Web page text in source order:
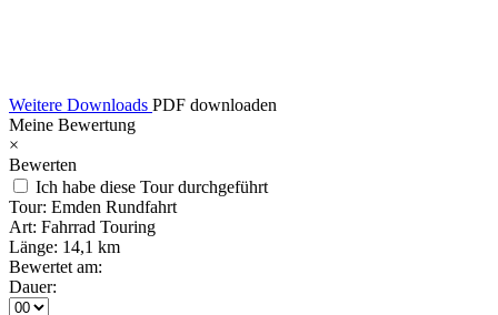
Weitere Downloads PDF downloaden
Meine Bewertung
×
Bewerten
Ich habe diese Tour durchgeführt
Tour: Emden Rundfahrt
Art: Fahrrad Touring
Länge: 14,1 km
Bewertet am:
Dauer: